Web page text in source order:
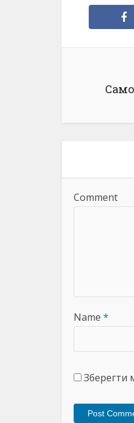
Comment
Name *
Зберегти